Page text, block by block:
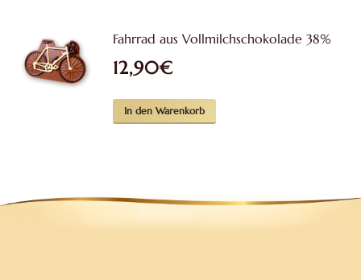
mehrere
Fahrrad aus Vollmilchschokolade 38%
12,90€
In den Warenkorb